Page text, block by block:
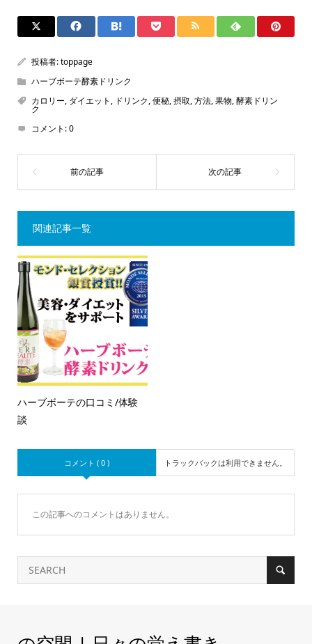
投稿者:toppage
ハーブボーテ酵素ドリンク
カロリー, ダイエット , ドリンク,便秘,摂取,方法,果物,酵素ドリン
ク
コメント:0
関連記事一覧
ハーブボーテの口コミ/体験
談
コメント ( 0 ) トラックバックは利用できません。
この記事へのコメントはありません。